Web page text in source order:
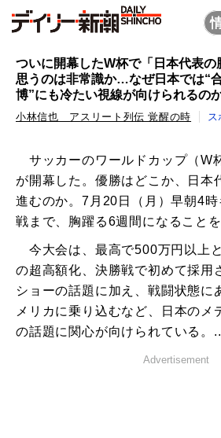
ついに開幕したW杯で「日本代表の
思うのは非常識か…なぜ日本では“
博”にも冷たい視線が向けられるの
小林信也 アスリート列伝 覚醒の時 ス
サッカーのワールドカップ（W
が開幕した。優勝はどこか、日本
進むのか。7月20日（月）早朝4
戦まで、胸躍る6週間になることを
今大会は、最高で500万円以上
の超高額化、決勝戦で初めて採用
ショーの話題に加え、戦闘状態に
メリカに乗り込むなど、日本のメ
の話題に関心が向けられている。
Advertisement